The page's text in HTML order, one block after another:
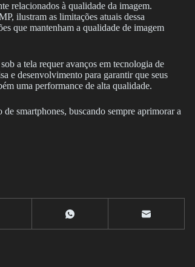
relacionados à qualidade da imagem.
ilustram as limitações atuais dessa
que mantenham a qualidade de imagem
a tela requer avanços em tecnologia de
e desenvolvimento para garantir que seus
uma performance de alta qualidade.
smartphones, buscando sempre aprimorar a